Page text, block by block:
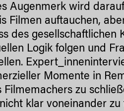
Augenmerk wird
Filmen auftauchen,
des gesellschaftlichen
Logik folgen und
Momente in
zu
klar voneinander zu